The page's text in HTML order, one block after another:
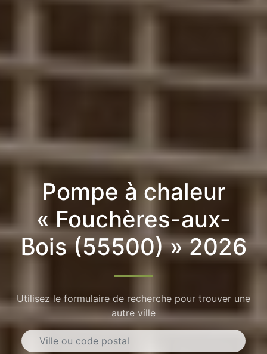
Pompe à chaleur
« Fouchères-aux-
Bois (55500) » 2026
Utilisez le formulaire de recherche pour trouver une
autre ville